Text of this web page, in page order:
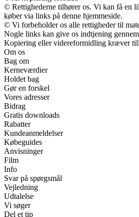
© Rettighederne tilhører os. Vi kan få en
køber via links på denne hjemmeside.
© Vi forbeholder os alle rettigheder til
Nogle links kan give os indtjening
Kopiering eller videreformidling kræver
Om os
Bag om
Kerneværdier
Holdet bag
Gør en forskel
Vores adresser
Bidrag
Gratis downloads
Rabatter
Kundeanmeldelser
Købeguides
Anvisninger
Film
Info
Svar på spørgsmål
Vejledning
Udtalelse
Vi søger
Del et tip